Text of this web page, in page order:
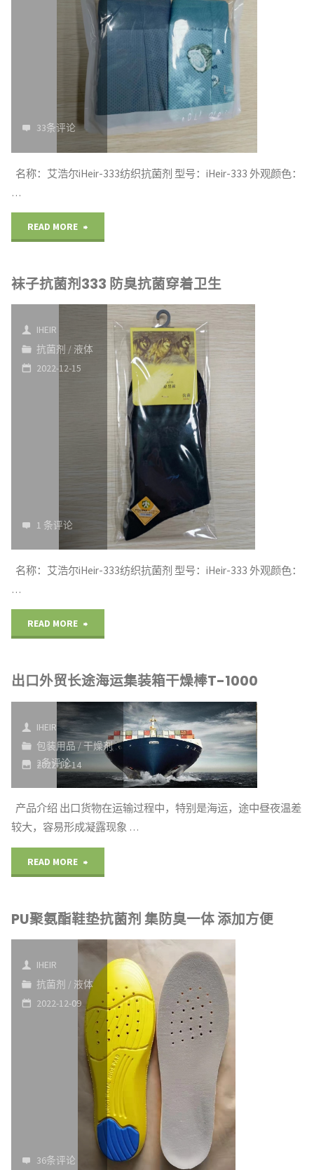
生
为
重"
33条评论
名称：艾浩尔iHeir-333纺织抗菌剂 型号：iHeir-333 外观颜色：
…
READ MORE
抗
剂
康
适"
袜子抗菌剂333 防臭抗菌穿着卫生
IHEIR
抗菌剂 / 液体
2022-12-15
1 条评论
名称：艾浩尔iHeir-333纺织抗菌剂 型号：iHeir-333 外观颜色：
…
READ MORE
抗
剂
333
防
臭
穿
卫
生"
出口外贸长途海运集装箱干燥棒T-1000
IHEIR
包装用品 /干燥剂
2022-12-14
2条评论
产品介绍 出口货物在运输过程中，特别是海运，途中昼夜温差
较大，容易形成凝露现象 …
READ MORE
外
长
途
海
运
集
装
PU聚氨酯鞋垫抗菌剂 集防臭一体 添加方便
IHEIR
抗菌剂 / 液体
2022-12-09
36条评论